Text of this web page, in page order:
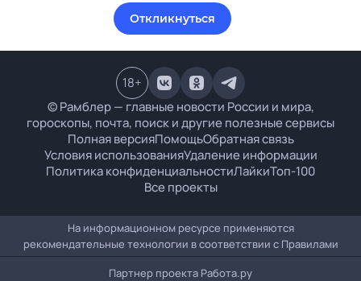
Откликнуться
© Рамблер — главные новости России и мира,
гороскопы, почта, поиск и другие полезные сервисы
Полная версияПомощьОбратная связь
Условия использованияУдаление информации
Политика конфиденциальностиЛайкиТоп-100
Все проекты
18+
На информационном ресурсе применяются
рекомендательные технологии в соответствии с Правилами
Партнер проекта Работа.ру